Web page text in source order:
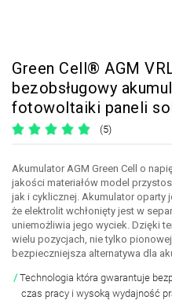
Green Cell® AGM
bezobsługowy
fotowoltaiki paneli
(5)
Akumulator AGM Green Cell o
jakości materiałów model
jak i cyklicznej. Akumulator oparty
że elektrolit wchłonięty jest w
uniemożliwia jego wyciek. Dzięki
wielu pozycjach, nie tylko
bezpieczniejsza alternatywa dla
Technologia która gwarantuje
czas pracy i wysoką wydajność